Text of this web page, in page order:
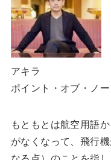
アキラ
ポイント・オブ・ノ
もともとは航空用語
がなくなって、飛行